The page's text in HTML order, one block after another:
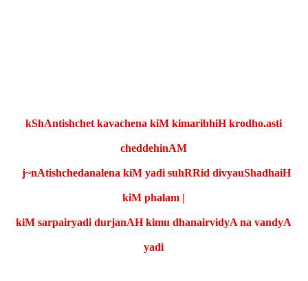
kShAntishchet kavachena kiM kimaribhiH krodho.asti
cheddehinAM
j~nAtishchedanalena kiM yadi suhRRid divyauShadhaiH
kiM phalam |
kiM sarpairyadi durjanAH kimu dhanairvidyA na vandyA
yadi